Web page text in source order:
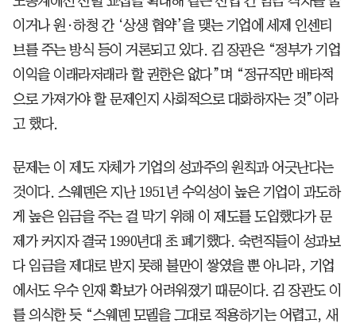
이거나 원·하청 간 ‘상생 협약’을 맺는 기업에 세제 인센티
브를 주는 방식 등이 거론되고 있다. 김 장관은 “정부가 기업
이익을 이래라저래라 할 권한은 없다”며 “정규직만 배타적
으로 가져가야 할 문제인지 사회적으로 대화하자는 것”이라
고 했다.
문제는 이 제도 자체가 기업의 성과주의 원칙과 어긋난다는
것이다. 스웨덴은 지난 1951년 수익성이 높은 기업이 과도하
게 높은 임금을 주는 걸 막기 위해 이 제도를 도입했다가 문
제가 커지자 결국 1990년대 초 폐기했다. 숙련직들이 성과보
다 임금을 제대로 받지 못해 불만이 쌓였을 뿐 아니라, 기업
에서도 우수 인재 확보가 어려워졌기 때문이다. 김 장관도 이
를 의식한 듯 “스웨덴 모델을 그대로 적용하기는 어렵고, 새